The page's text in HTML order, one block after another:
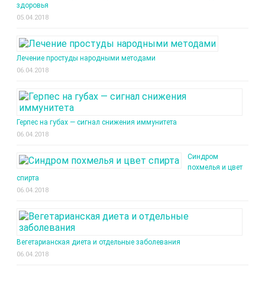
здоровья
05.04.2018
Лечение простуды народными методами
06.04.2018
Герпес на губах — сигнал снижения иммунитета
06.04.2018
Синдром
похмелья и цвет
спирта
06.04.2018
Вегетарианская диета и отдельные заболевания
06.04.2018